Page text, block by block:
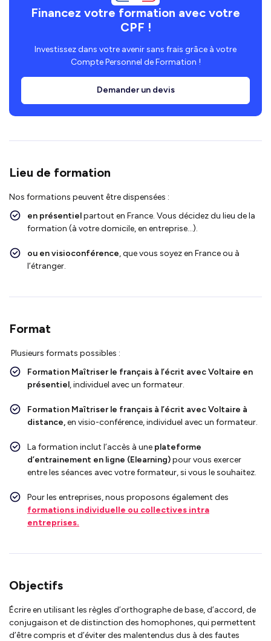
Financez votre formation avec votre
CPF !
Investissez dans votre avenir sans frais grâce à votre
Compte Personnel de Formation !
Demander un devis
Lieu de formation
Nos formations peuvent être dispensées :
en présentielpartout en France. Vous décidez du lieu de la
formation (à votre domicile, en entreprise…).
ou en visioconférence, que vous soyez en France ou à
l’étranger.
Format
Plusieurs formats possibles :
Formation Maîtriser le français à l’écrit avec Voltaire en
présentiel, individuel avec un formateur.
Formation Maîtriser le français à l’écrit avec Voltaire à
distance,en visio-conférence, individuel avec un formateur.
La formation inclut l’accès à une plateforme
d’entrainement en ligne (Elearning)pour vous exercer
entre les séances avec votre formateur, si vous le souhaitez.
Pour les entreprises, nous proposons également des
formations individuelle ou collectives intra
entreprises.
Objectifs
Écrire en utilisant les règles d’orthographe de base, d’accord, de
conjugaison et de distinction des homophones, qui permettent
d’être compris et d’éviter des malentendus dus à des fautes